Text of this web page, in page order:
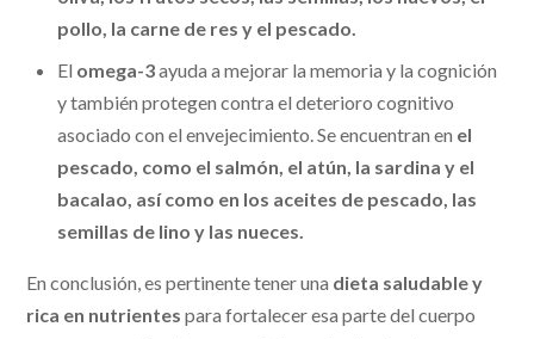
pollo, la carne de res y el pescado.
El omega-3ayuda a mejorar la memoria y la cognición
y también protegen contra el deterioro cognitivo
asociado con el envejecimiento. Se encuentran en el
pescado, como el salmón, el atún, la sardina y el
bacalao, así como en los aceites de pescado, las
semillas de lino y las nueces.
En conclusión, es pertinente tener una dieta saludable y
rica en nutrientes para fortalecer esa parte del cuerpo